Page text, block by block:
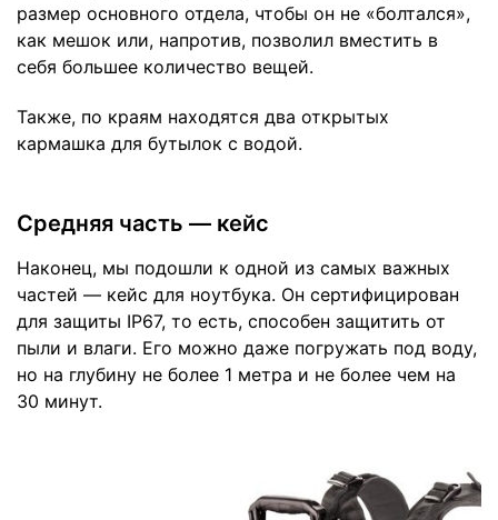
размер основного отдела, чтобы он не «болтался»,
как мешок или, напротив, позволил вместить в
себя большее количество вещей.
Также, по краям находятся два открытых
кармашка для бутылок с водой.
Средняя часть — кейс
Наконец, мы подошли к одной из самых важных
частей — кейс для ноутбука. Он сертифицирован
для защиты IP67, то есть, способен защитить от
пыли и влаги. Его можно даже погружать под воду,
но на глубину не более 1 метра и не более чем на
30 минут.